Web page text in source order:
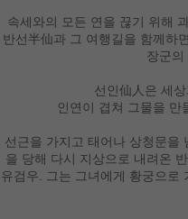
속세와의 모든 연을 끊기 위해
반선半仙과 그 여행길을 함께하
장군의
선인仙人은 세
인연이 겹쳐 그물을 만
선근을 가지고 태어나 상청문을
을 당해 다시 지상으로 내려온
유검우. 그는 그녀에게 황궁으로